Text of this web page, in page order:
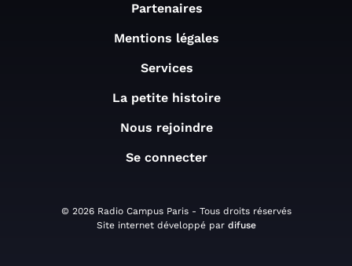
Partenaires
Mentions légales
Services
La petite histoire
Nous rejoindre
Se connecter
© 2026 Radio Campus Paris - Tous droits réservés
Site internet développé par difuse